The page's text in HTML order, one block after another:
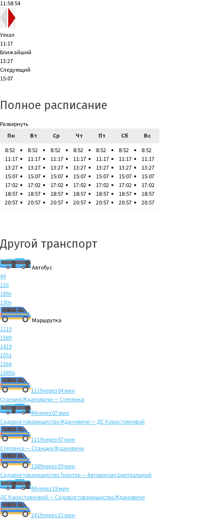
11:58:55
Уехал
11:17
Ближайший
13:27
Следующий
15:07
Полное расписание
Развернуть
Пн
Вт Ср Чт Пт Сб
Вс
8:52
11:17
13:27
15:07
17:02
18:57
20:57
8:52
11:17
13:27
15:07
17:02
18:57
20:57
8:52
11:17
13:27
15:07
17:02
18:57
20:57
8:52
11:17
13:27
15:07
17:02
18:57
20:57
8:52
11:17
13:27
15:07
17:02
18:57
20:57
8:52
11:17
13:27
15:07
17:02
18:57
20:57
8:52
11:17
13:27
15:07
17:02
18:57
20:57
Другой транспорт
Автобус
44
136
189э
190э
Маршрутка
1119
1589
1419
1051
1564
1589а
1119через 04 мин
Станция Ждановичи — Степянка
44через 07 мин
Садовое товарищество Ждановичи — ДС Карастояновой
1119через 07 мин
Степянка — Станция Ждановичи
1589через 09 мин
Садовое товарищество Трактор — Автовокзал Центральный
44через 19 мин
ДС Карастояновой — Садовое товарищество Ждановичи
1419через 23 мин